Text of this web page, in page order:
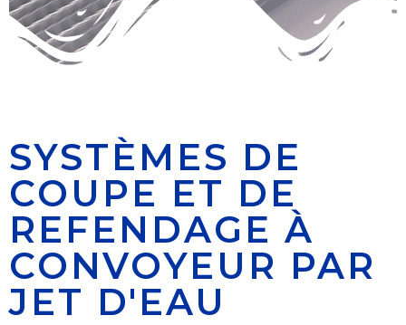
SYSTÈMES DE
COUPE ET DE
REFENDAGE À
CONVOYEUR PAR
JET D'EAU